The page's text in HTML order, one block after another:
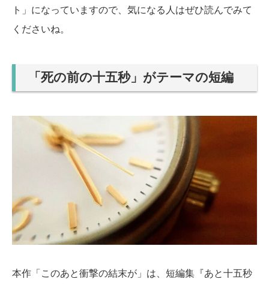
ト」になっていますので、気になる人はぜひ読んでみて
くださいね。
「死の前の十五秒」がテーマの短編
本作「このあと衝撃の結末が」は、短編集『あと十五秒